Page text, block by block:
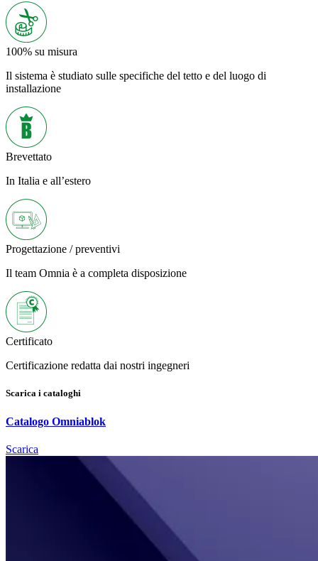
100% su misura
Il sistema è studiato sulle specifiche del tetto e del luogo di
installazione
Brevettato
In Italia e all’estero
Progettazione / preventivi
Il team Omnia è a completa disposizione
Certificato
Certificazione redatta dai nostri ingegneri
Scarica i cataloghi
Catalogo Omniablok
Scarica